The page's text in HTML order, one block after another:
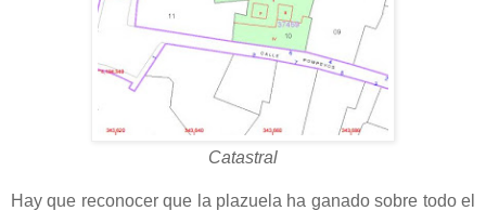
Catastral
Hay que reconocer que la plazuela ha ganado sobre todo el